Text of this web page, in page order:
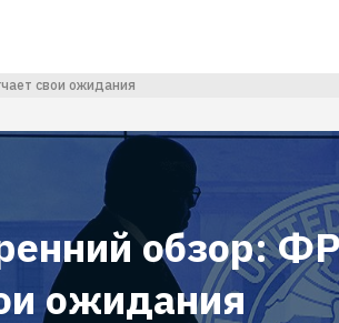
свои ожидания
обзор:
ожидания